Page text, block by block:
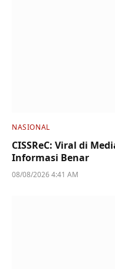
NASIONAL
CISSReC: Viral di
Informasi Benar
08/08/2026 4:41 AM